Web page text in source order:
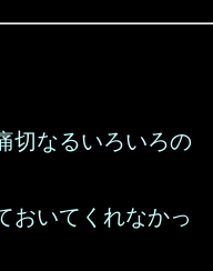
切なるいろいろの
おいてくれなかっ